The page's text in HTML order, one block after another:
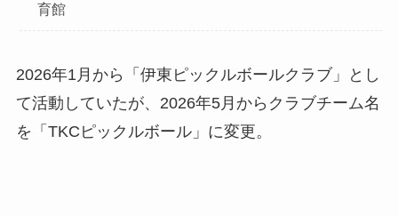
育館
2026年1月から「伊東ピックルボールクラブ」とし
て活動していたが、2026年5月からクラブチーム名
を「TKCピックルボール」に変更。